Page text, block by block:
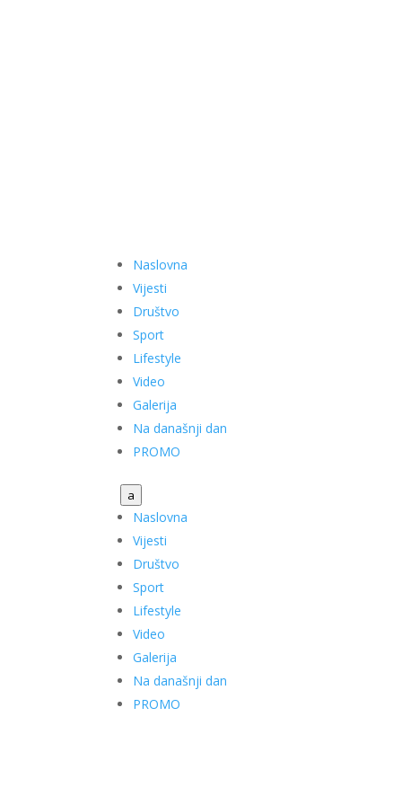
Naslovna
Vijesti
Društvo
Sport
Lifestyle
Video
Galerija
Na današnji dan
PROMO
a
Naslovna
Vijesti
Društvo
Sport
Lifestyle
Video
Galerija
Na današnji dan
PROMO